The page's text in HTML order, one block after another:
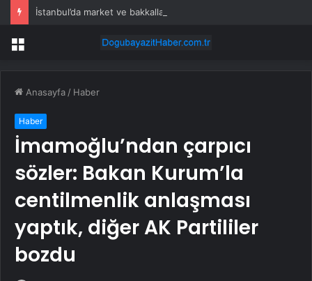
Menü
Anasayfa / Haber
Haber
İmamoğlu’ndan çarpıcı
sözler: Bakan Kurum’la
centilmenlik anlaşması
yaptık, diğer AK Partililer
bozdu